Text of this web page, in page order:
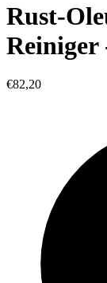
Rust-
Reiniger
€82,20